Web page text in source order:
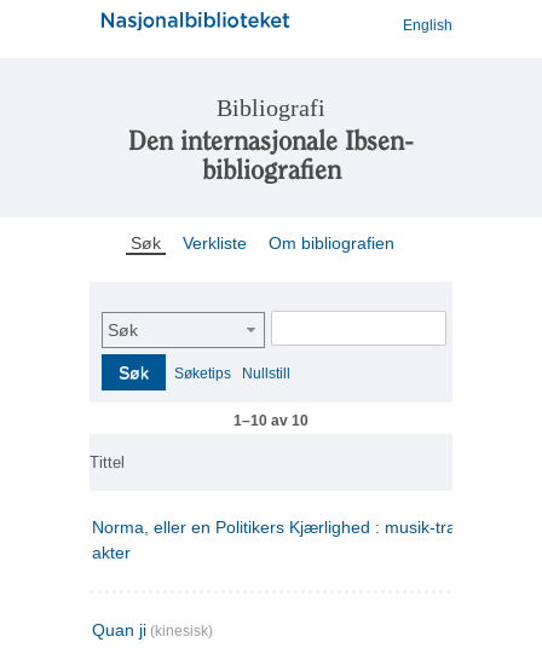
English
Bibliografi
Den internasjonale Ibsen-
bibliografien
Søk Verkliste Om bibliografien
Søk
Søk Søketips Nullstill
1–10 av 10
Tittel
Norma, eller en Politikers Kjærlighed : musik-tragedie i tre
akter
Quan ji (kinesisk)